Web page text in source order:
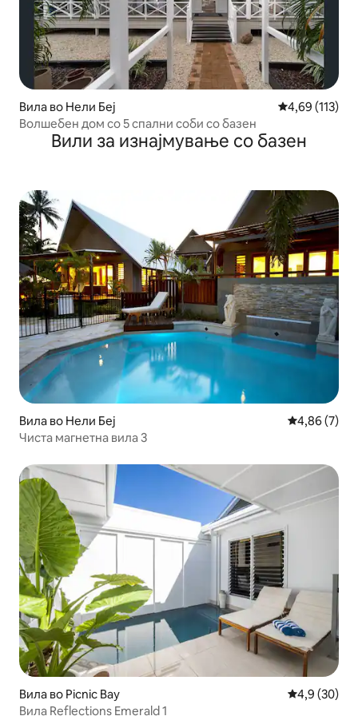
Вила во Нели Беј Просечна
4,69 (113)
Волшебен дом со 5 спални соби со базен
Вили за изнајмување со базен
Вила во Нели Беј Просечна
4,86 (7)
Чиста магнетна вила 3
Вила во Picnic Bay Просечна
4,9 (30)
Вила Reflections Emerald 1